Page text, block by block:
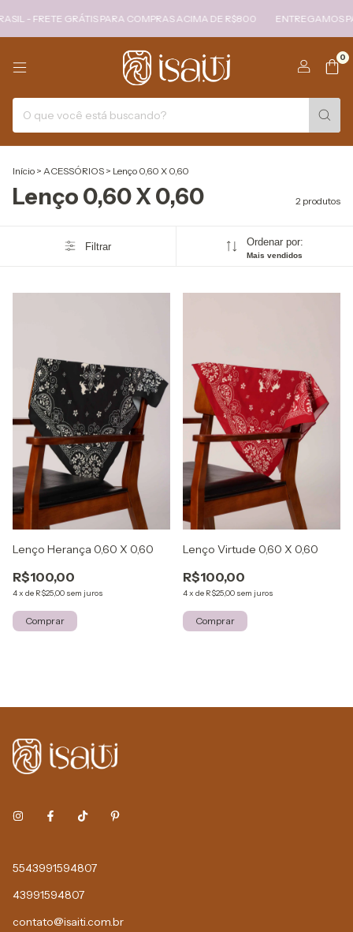
FRETE GRÁTIS PARA COMPRAS ACIMA DE R$800 ENTREGAMOS PARA
0
Início > ACESSÓRIOS > Lenço 0,60 X 0,60
Lenço 0,60 X 0,60 2 produtos
Filtrar Ordenar por:
Mais vendidos
Lenço Herança 0,60 X 0,60
R$100,00
4x de R$25,00 sem juros
Comprar
Lenço Virtude 0,60 X 0,60
R$100,00
4x de R$25,00 sem juros
Comprar
5543991594807
43991594807
contato@isaiti.com.br